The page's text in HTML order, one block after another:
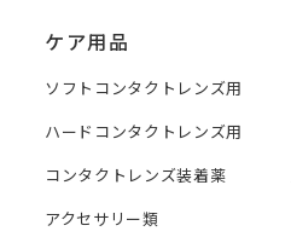
ケア用品
ソフトコンタクトレンズ用
ハードコンタクトレンズ用
コンタクトレンズ装着薬
アクセサリー類